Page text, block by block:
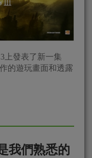
上發表了新一集
的遊玩畫面和透露
我們熟悉的